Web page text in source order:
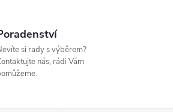
si rady s výběrem?
nás, rádi Vám